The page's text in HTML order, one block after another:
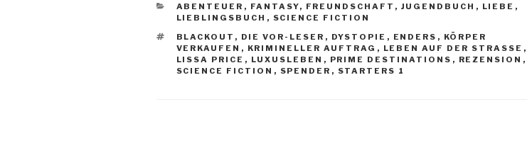
KATEGORIEN
ABENTEUER , FANTASY, FREUNDSCHAFT , JUGENDBUCH , LIEBE ,
LIEBLINGSBUCH , SCIENCE FICTION
SCHLAGWÖRTER
BLACKOUT , DIE VOR-LESER , DYSTOPIE , ENDERS , KÖRPER
VERKAUFEN , KRIMINELLER AUFTRAG , LEBEN AUF DER STRASSE
,
LISSA PRICE , LUXUSLEBEN , PRIME DESTINATIONS , REZENSION ,
SCIENCE FICTION , SPENDER , STARTERS 1